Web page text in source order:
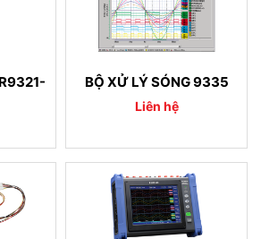
BỘ XỬ LÝ SÓNG 9335
Liên hệ